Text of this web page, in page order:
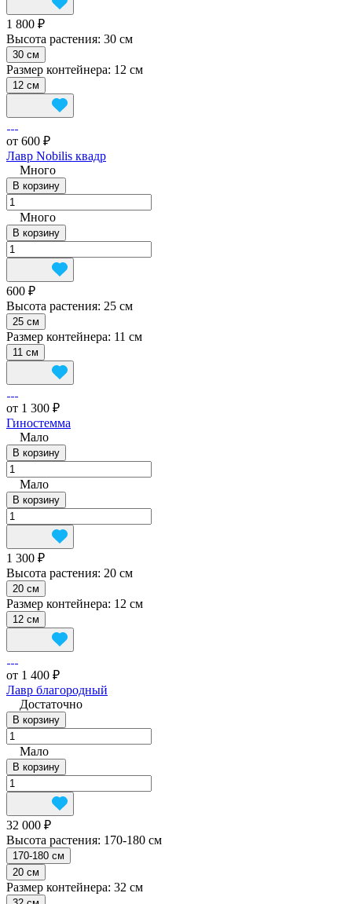
1 800 ₽
Высота растения: 30 см
30 см
Размер контейнера: 12 см
12 см
от 600 ₽
Лавр Nobilis квадр
Много
В корзину
Много
В корзину
600 ₽
Высота растения: 25 см
25 см
Размер контейнера: 11 см
11 см
от 1 300 ₽
Гиностемма
Мало
В корзину
Мало
В корзину
1 300 ₽
Высота растения: 20 см
20 см
Размер контейнера: 12 см
12 см
от 1 400 ₽
Лавр благородный
Достаточно
В корзину
Мало
В корзину
32 000 ₽
Высота растения: 170-180 см
170-180 см
20 см
Размер контейнера: 32 см